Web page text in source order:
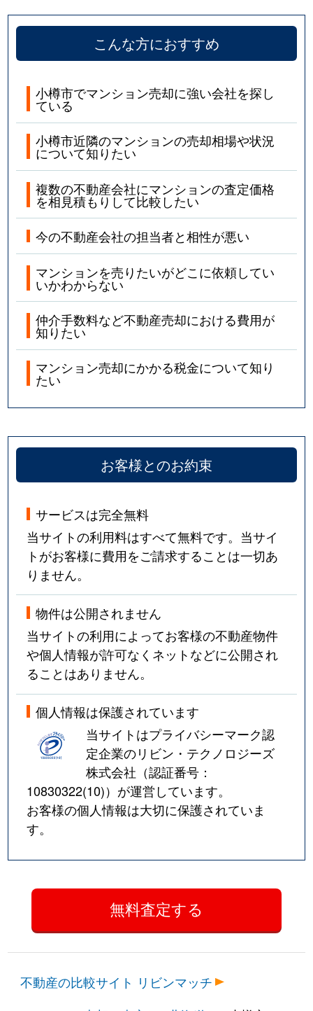
こんな方におすすめ
小樽市でマンション売却に強い会社を探し
ている
小樽市近隣のマンションの売却相場や状況
について知りたい
複数の不動産会社にマンションの査定価格
を相見積もりして比較したい
今の不動産会社の担当者と相性が悪い
マンションを売りたいがどこに依頼してい
いかわからない
仲介手数料など不動産売却における費用が
知りたい
マンション売却にかかる税金について知り
たい
お客様とのお約束
サービスは完全無料
当サイトの利用料はすべて無料です。当サイ
トがお客様に費用をご請求することは一切あ
りません。
物件は公開されません
当サイトの利用によってお客様の不動産物件
や個人情報が許可なくネットなどに公開され
ることはありません。
個人情報は保護されています
当サイトはプライバシーマーク認
定企業のリビン・テクノロジーズ
株式会社（認証番号：
10830322(10)）が運営しています。
お客様の個人情報は大切に保護されていま
す。
不動産の比較サイト リビンマッチ